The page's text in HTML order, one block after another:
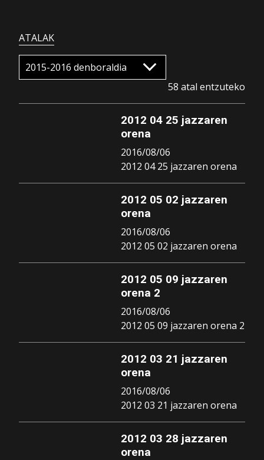
ATALAK
58 atal entzuteko
2012 04 25 jazzaren
orena
2016/08/06
2012 04 25 jazzaren orena
2012 05 02 jazzaren
orena
2016/08/06
2012 05 02 jazzaren orena
2012 05 09 jazzaren
orena 2
2016/08/06
2012 05 09 jazzaren orena 2
2012 03 21 jazzaren
orena
2016/08/06
2012 03 21 jazzaren orena
2012 03 28 jazzaren
orena